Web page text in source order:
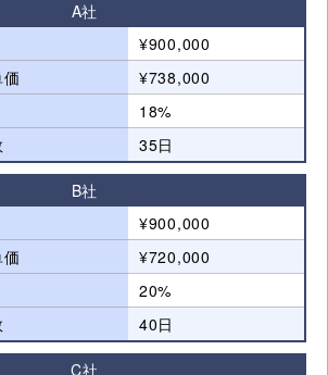
A社
¥900,000
¥738,000
18%
35日
B社
¥900,000
¥720,000
20%
40日
C社